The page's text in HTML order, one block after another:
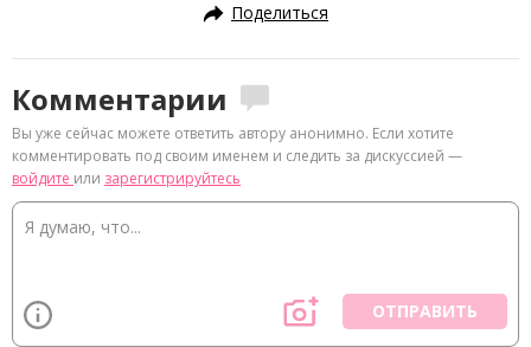
Поделиться
Комментарии
Вы уже сейчас можете ответить автору анонимно. Если хотите
комментировать под своим именем и следить за дискуссией —
войдите или зарегистрируйтесь
ОТПРАВИТЬ